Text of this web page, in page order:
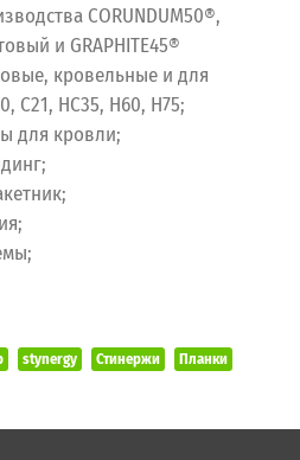
CORUNDUM50®,
и GRAPHITE45®
кровельные и для
С21, НС35, Н60, Н75;
для кровли;
stynergy Стинержи Планки